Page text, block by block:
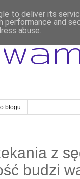
o blogu
z
budzi
to deliver its
performance and
abuse.